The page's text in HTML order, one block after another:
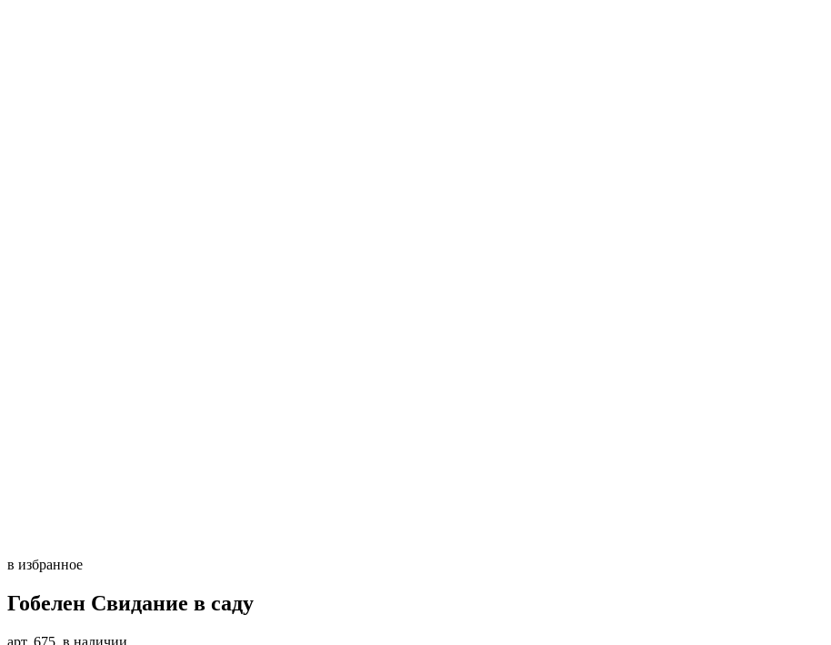
в избранное
Гобелен Свидание в саду
арт. 675, в наличии